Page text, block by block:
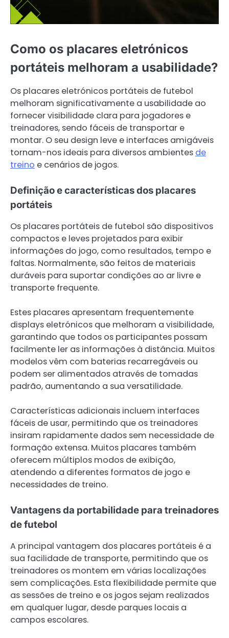
Como os placares eletrónicos
portáteis melhoram a usabilidade?
Os placares eletrónicos portáteis de futebol
melhoram significativamente a usabilidade ao
fornecer visibilidade clara para jogadores e
treinadores, sendo fáceis de transportar e
montar. O seu design leve e interfaces amigáveis
tornam-nos ideais para diversos ambientes de
treino e cenários de jogos.
Definição e características dos placares
portáteis
Os placares portáteis de futebol são dispositivos
compactos e leves projetados para exibir
informações do jogo, como resultados, tempo e
faltas. Normalmente, são feitos de materiais
duráveis para suportar condições ao ar livre e
transporte frequente.
Estes placares apresentam frequentemente
displays eletrónicos que melhoram a visibilidade,
garantindo que todos os participantes possam
facilmente ler as informações à distância. Muitos
modelos vêm com baterias recarregáveis ou
podem ser alimentados através de tomadas
padrão, aumentando a sua versatilidade.
Características adicionais incluem interfaces
fáceis de usar, permitindo que os treinadores
insiram rapidamente dados sem necessidade de
formação extensa. Muitos placares também
oferecem múltiplos modos de exibição,
atendendo a diferentes formatos de jogo e
necessidades de treino.
Vantagens da portabilidade para treinadores
de futebol
A principal vantagem dos placares portáteis é a
sua facilidade de transporte, permitindo que os
treinadores os montem em várias localizações
sem complicações. Esta flexibilidade permite que
as sessões de treino e os jogos sejam realizados
em qualquer lugar, desde parques locais a
campos escolares.